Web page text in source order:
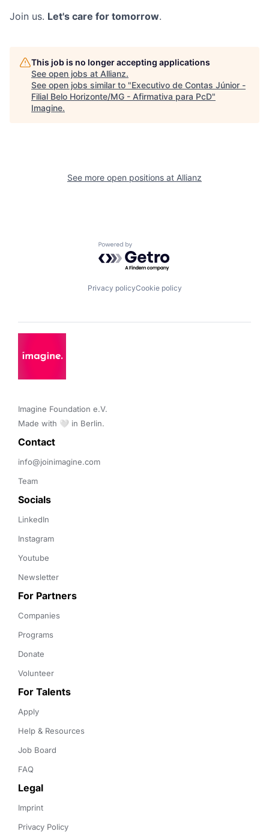
Join us. Let's care for tomorrow.
This job is no longer accepting applications
See open jobs at Allianz.
See open jobs similar to "Executivo de Contas Júnior -
Filial Belo Horizonte/MG - Afirmativa para PcD"
Imagine.
See more open positions at Allianz
Powered by Getro.com
Privacy policyCookie policy
Imagine Foundation e.V.
Made with 🤍 in Berlin.
Contact
info@joinimagine.com
Team
Socials
LinkedIn
Instagram
Youtube
Newsletter
For Partners
Companies
Programs
Donate
Volunteer
For Talents
Apply
Help & Resources
Job Board
FAQ
Legal
Imprint
Privacy Policy